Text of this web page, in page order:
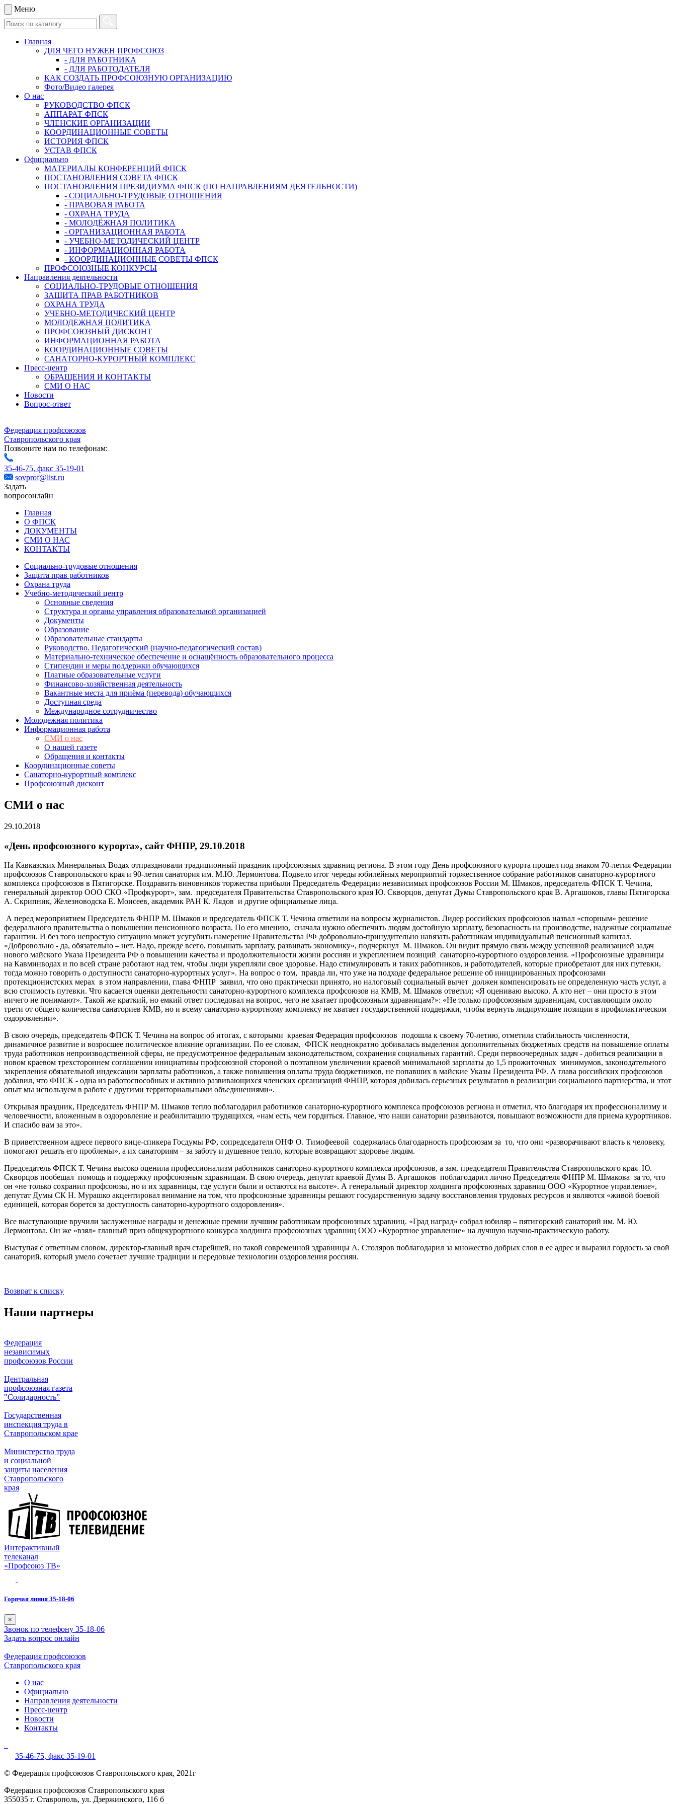
Меню
Главная
ДЛЯ ЧЕГО НУЖЕН ПРОФСОЮЗ
- ДЛЯ РАБОТНИКА
- ДЛЯ РАБОТОДАТЕЛЯ
КАК СОЗДАТЬ ПРОФСОЮЗНУЮ ОРГАНИЗАЦИЮ
Фото/Видео галерея
О нас
РУКОВОДСТВО ФПСК
АППАРАТ ФПСК
ЧЛЕНСКИЕ ОРГАНИЗАЦИИ
КООРДИНАЦИОННЫЕ СОВЕТЫ
ИСТОРИЯ ФПСК
УСТАВ ФПСК
Официально
МАТЕРИАЛЫ КОНФЕРЕНЦИЙ ФПСК
ПОСТАНОВЛЕНИЯ СОВЕТА ФПСК
ПОСТАНОВЛЕНИЯ ПРЕЗИДИУМА ФПСК (ПО НАПРАВЛЕНИЯМ ДЕЯТЕЛЬНОСТИ)
- СОЦИАЛЬНО-ТРУДОВЫЕ ОТНОШЕНИЯ
- ПРАВОВАЯ РАБОТА
- ОХРАНА ТРУДА
- МОЛОДЁЖНАЯ ПОЛИТИКА
- ОРГАНИЗАЦИОННАЯ РАБОТА
- УЧЕБНО-МЕТОДИЧЕСКИЙ ЦЕНТР
- ИНФОРМАЦИОННАЯ РАБОТА
- КООРДИНАЦИОННЫЕ СОВЕТЫ ФПСК
ПРОФСОЮЗНЫЕ КОНКУРСЫ
Направления деятельности
СОЦИАЛЬНО-ТРУДОВЫЕ ОТНОШЕНИЯ
ЗАЩИТА ПРАВ РАБОТНИКОВ
ОХРАНА ТРУДА
УЧЕБНО-МЕТОДИЧЕСКИЙ ЦЕНТР
МОЛОДЕЖНАЯ ПОЛИТИКА
ПРОФСОЮЗНЫЙ ДИСКОНТ
ИНФОРМАЦИОННАЯ РАБОТА
КООРДИНАЦИОННЫЕ СОВЕТЫ
САНАТОРНО-КУРОРТНЫЙ КОМПЛЕКС
Пресс-центр
ОБРАЩЕНИЯ И КОНТАКТЫ
СМИ О НАС
Новости
Вопрос-ответ
Федерация профсоюзов
Ставропольского края
Позвоните нам по телефонам:
35-46-75, факс 35-19-01
sovprof@list.ru
Задать
вопросонлайн
Главная
О ФПСК
ДОКУМЕНТЫ
СМИ О НАС
КОНТАКТЫ
Социально-трудовые отношения
Защита прав работников
Охрана труда
Учебно-методический центр
Основные сведения
Структура и органы управления образовательной организацией
Документы
Образование
Образовательные стандарты
Руководство. Педагогический (научно-педагогический состав)
Материально-техническое обеспечение и оснащённость образовательного процесса
Стипендии и меры поддержки обучающихся
Платные образовательные услуги
Финансово-хозяйственная деятельность
Вакантные места для приёма (перевода) обучающихся
Доступная среда
Международное сотрудничество
Молодежная политика
Информационная работа
СМИ о нас
О нашей газете
Обращения и контакты
Координационные советы
Санаторно-курортный комплекс
Профсоюзный дисконт
СМИ о нас
29.10.2018
«День профсоюзного курорта», сайт ФНПР, 29.10.2018
На Кавказских Минеральных Водах отпраздновали традиционный праздник профсоюзных здравниц региона. В этом году День профсоюзного курорта прошел под знаком 70-летия Федерации
профсоюзов Ставропольского края и 90-летия санатория им. М.Ю. Лермонтова. Подвело итог череды юбилейных мероприятий торжественное собрание работников санаторно-курортного
комплекса профсоюзов в Пятигорске. Поздравить виновников торжества прибыли Председатель Федерации независимых профсоюзов России М. Шмаков, председатель ФПСК Т. Чечина,
генеральный директор ООО СКО «Профкурорт», зам. председателя Правительства Ставропольского края Ю. Скворцов, депутат Думы Ставропольского края В. Аргашоков, главы Пятигорска
А. Скрипник, Железноводска Е. Моисеев, академик РАН К. Лядов и другие официальные лица.
А перед мероприятием Председатель ФНПР М. Шмаков и председатель ФПСК Т. Чечина ответили на вопросы журналистов. Лидер российских профсоюзов назвал «спорным» решение
федерального правительства о повышении пенсионного возраста. По его мнению, сначала нужно обеспечить людям достойную зарплату, безопасность на производстве, надежные социальные
гарантии. И без того непростую ситуацию может усугубить намерение Правительства РФ добровольно-принудительно навязать работникам индивидуальный пенсионный капитал.
«Добровольно - да, обязательно – нет. Надо, прежде всего, повышать зарплату, развивать экономику», подчеркнул М. Шмаков. Он видит прямую связь между успешной реализацией задач
нового майского Указа Президента РФ о повышении качества и продолжительности жизни россиян и укреплением позиций санаторно-курортного оздоровления. «Профсоюзные здравницы
на Кавминводах и по всей стране работают над тем, чтобы люди укрепляли свое здоровье. Надо стимулировать и таких работников, и работодателей, которые приобретают для них путевки,
тогда можно говорить о доступности санаторно-курортных услуг». На вопрос о том, правда ли, что уже на подходе федеральное решение об инициированных профсоюзами
протекционистских мерах в этом направлении, глава ФНПР заявил, что оно практически принято, но налоговый социальный вычет должен компенсировать не определенную часть услуг, а
всю стоимость путевки. Что касается оценки деятельности санаторно-курортного комплекса профсоюзов на КМВ, М. Шмаков ответил; «Я оцениваю высоко. А кто нет – они просто в этом
ничего не понимают». Такой же краткий, но емкий ответ последовал на вопрос, чего не хватает профсоюзным здравницам?»: «Не только профсоюзным здравницам, составляющим около
трети от общего количества санаториев КМВ, но и всему санаторно-курортному комплексу не хватает государственной поддержки, чтобы вернуть лидирующие позиции в профилактическом
оздоровлении».
В свою очередь, председатель ФПСК Т. Чечина на вопрос об итогах, с которыми краевая Федерация профсоюзов подошла к своему 70-летию, отметила стабильность численности,
динамичное развитие и возросшее политическое влияние организации. По ее словам, ФПСК неоднократно добивалась выделения дополнительных бюджетных средств на повышение оплаты
труда работников непроизводственной сферы, не предусмотренное федеральным законодательством, сохранения социальных гарантий. Среди первоочередных задач - добиться реализации в
новом краевом трехстороннем соглашении инициативы профсоюзной стороной о поэтапном увеличении краевой минимальной зарплаты до 1,5 прожиточных минимумов, законодательного
закрепления обязательной индексации зарплаты работников, а также повышения оплаты труда бюджетников, не попавших в майские Указы Президента РФ. А глава российских профсоюзов
добавил, что ФПСК - одна из работоспособных и активно развивающихся членских организаций ФНПР, которая добилась серьезных результатов в реализации социального партнерства, и этот
опыт мы используем в работе с другими территориальными объединениями».
Открывая праздник, Председатель ФНПР М. Шмаков тепло поблагодарил работников санаторно-курортного комплекса профсоюзов региона и отметил, что благодаря их профессионализму и
человечности, вложенным в оздоровление и реабилитацию трудящихся, «нам есть, чем гордиться. Главное, что наши санатории развиваются, повышают возможности для приема курортников.
И спасибо вам за это».
В приветственном адресе первого вице-спикера Госдумы РФ, сопредседателя ОНФ О. Тимофеевой содержалась благодарность профсоюзам за то, что они «разворачивают власть к человеку,
помогают решать его проблемы», а их санаториям – за заботу и душевное тепло, которые возвращают здоровье людям.
Председатель ФПСК Т. Чечина высоко оценила профессионализм работников санаторно-курортного комплекса профсоюзов, а зам. председателя Правительства Ставропольского края Ю.
Скворцов пообещал помощь и поддержку профсоюзным здравницам. В свою очередь, депутат краевой Думы В. Аргашоков поблагодарил лично Председателя ФНПР М. Шмакова за то, что
он «не только сохранил профсоюзы, но и их здравницы, где услуги были и остаются на высоте». А генеральный директор холдинга профсоюзных здравниц ООО «Курортное управление»,
депутат Думы СК Н. Мурашко акцентировал внимание на том, что профсоюзные здравницы решают государственную задачу восстановления трудовых ресурсов и являются «живой боевой
единицей, которая борется за доступность санаторно-курортного оздоровления».
Все выступающие вручили заслуженные награды и денежные премии лучшим работникам профсоюзных здравниц. «Град наград» собрал юбиляр – пятигорский санаторий им. М. Ю.
Лермонтова. Он же «взял» главный приз общекурортного конкурса холдинга профсоюзных здравниц ООО «Курортное управление» на лучшую научно-практическую работу.
Выступая с ответным словом, директор-главный врач старейшей, но такой современной здравницы А. Столяров поблагодарил за множество добрых слов в ее адрес и выразил гордость за свой
санаторий, который умело сочетает лучшие традиции и передовые технологии оздоровления россиян.
Возврат к списку
Наши партнеры
Федерация
независимых
профсоюзов России
Центральная
профсоюзная газета
"Солидарность”
Государственная
инспекция труда в
Ставропольском крае
Министерство труда
и социальной
защиты населения
Ставропольского
края
Интерактивный
телеканал
«Профсоюз ТВ»
Горячая линия 35-18-06
×
Звонок по телефону 35-18-06
Задать вопрос онлайн
Федерация профсоюзов
Ставропольского края
О нас
Официально
Направления деятельности
Пресс-центр
Новости
Контакты
35-46-75, факс 35-19-01
© Федерация профсоюзов Ставропольского края, 2021г
Федерация профсоюзов Ставропольского края
355035 г. Ставрополь, ул. Дзержинского, 116 б